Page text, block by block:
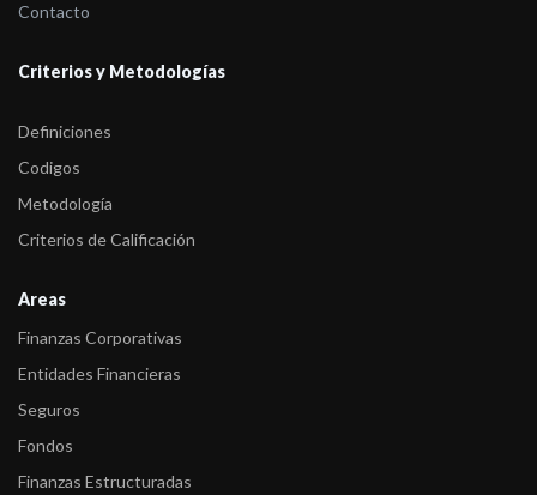
Contacto
Criterios y Metodologías
Definiciones
Codigos
Metodología
Criterios de Calificación
Areas
Finanzas Corporativas
Entidades Financieras
Seguros
Fondos
Finanzas Estructuradas